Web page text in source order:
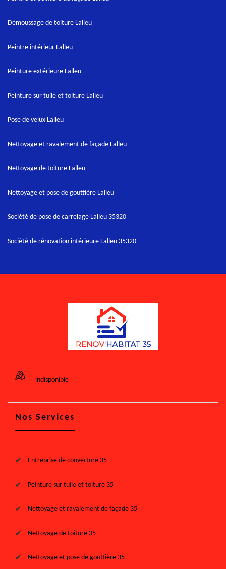
Démoussage de toiture Lalleu
Peintre intérieur Lalleu
Peinture extérieure Lalleu
Peinture sur tuile et toiture Lalleu
Pose de velux Lalleu
Nettoyage et ravalement de façade Lalleu
Nettoyage de toiture Lalleu
Nettoyage et pose de gouttière Lalleu
Société de pose de carrelage Lalleu 35320
Société de rénovation intérieure Lalleu 35320
indisponible
Nos Services
Entreprise de couverture 35
Peinture sur tuile et toiture 35
Nettoyage et ravalement de façade 35
Nettoyage de toiture 35
Nettoyage et pose de gouttière 35